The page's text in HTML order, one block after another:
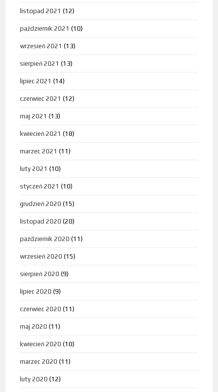
listopad 2021 (12)
październik 2021 (10)
wrzesień 2021 (13)
sierpień 2021 (13)
lipiec 2021 (14)
czerwiec 2021 (12)
maj 2021 (13)
kwiecień 2021 (18)
marzec 2021 (11)
luty 2021 (10)
styczeń 2021 (10)
grudzień 2020 (15)
listopad 2020 (20)
październik 2020 (11)
wrzesień 2020 (15)
sierpień 2020 (9)
lipiec 2020 (9)
czerwiec 2020 (11)
maj 2020 (11)
kwiecień 2020 (10)
marzec 2020 (11)
luty 2020 (12)